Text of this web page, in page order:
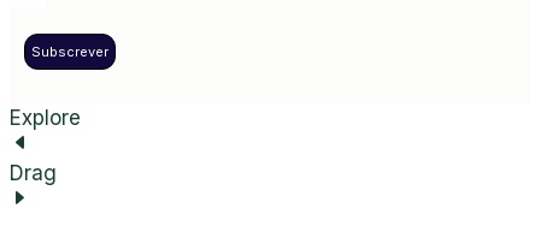
Subscrever
Explore
Drag